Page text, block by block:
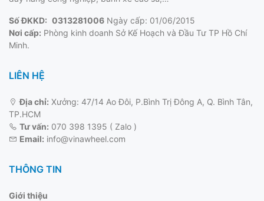
Số ĐKKD: 0313281006 Ngày cấp: 01/06/2015
Nơi cấp: Phòng kinh doanh Sở Kế Hoạch và Đầu Tư TP Hồ Chí
Minh.
LIÊN HỆ
Địa chỉ: Xưởng: 47/14 Ao Đôi, P.Bình Trị Đông A, Q. Bình Tân,
TP.HCM
Tư vấn: 070 398 1395 ( Zalo )
Email: info@vinawheel.com
THÔNG TIN
Giới thiệu